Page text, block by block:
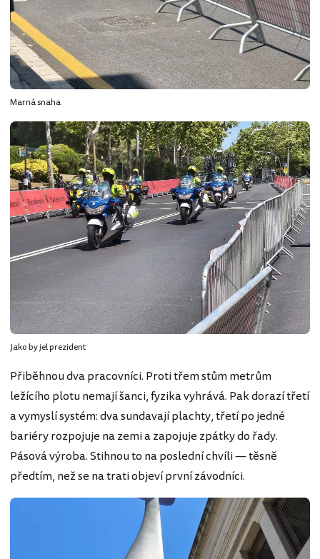
Marná snaha
Jako by jel prezident
Přiběhnou dva pracovníci. Proti třem stům metrům
ležícího plotu nemají šanci, fyzika vyhrává. Pak dorazí třetí
a vymyslí systém: dva sundavají plachty, třetí po jedné
bariéry rozpojuje na zemi a zapojuje zpátky do řady.
Pásová výroba. Stihnou to na poslední chvíli — těsně
předtím, než se na trati objeví první závodníci.